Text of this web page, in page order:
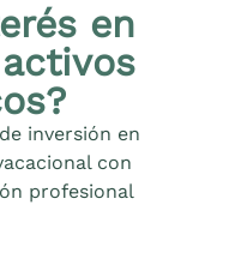
en
inversión en
con
profesional